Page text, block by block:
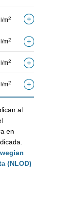
m2
m2
m2
m2
al
en
(NLOD)